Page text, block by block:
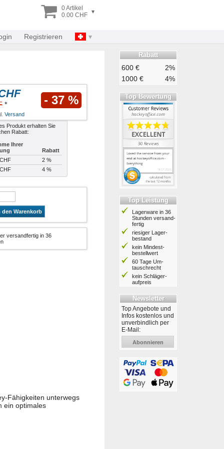
0 Artikel
0.00 CHF ▾
Registrieren
* - 37 %
Versand
Produkt erhalten Sie
Rabatt:
Ihrer
Rabatt
2 %
4 %
den Warenkorb
versandfertig in 36
Fähigkeiten unterwegs
ein optimales
Rabatt
600 €
2%
1000 €
4%
Top Bewertung
Top Leistung
Lagerware in 36
Stunden ver­sand­
fertig
riesiger Lager­
bestand
kein Mindest­
bestell­wert
60 Tage Um­
tausch­recht
kein Schläger­
aufpreis
Newsletter
Top Angebote und
Infos kostenlos und
unverbindlich per
E-Mail:
Abonnieren